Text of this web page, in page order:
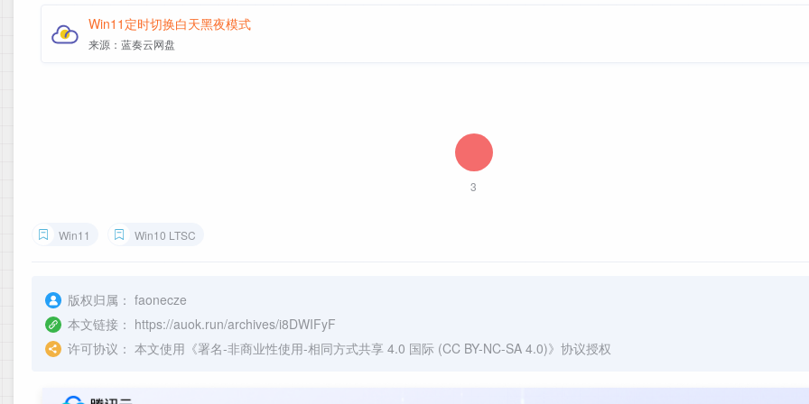
Win11定时切换白天黑夜模式
来源：蓝奏云网盘
3
Win11 Win10 LTSC
版权归属： faonecze
本文链接： https://auok.run/archives/i8DWIFyF
许可协议： 本文使用《署名-非商业性使用-相同方式共享 4.0 国际 (CC BY-NC-SA 4.0)》协议授权